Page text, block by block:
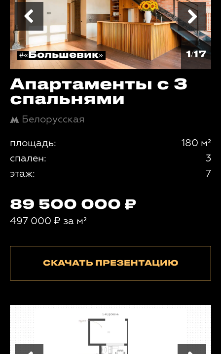
#«Большевик» 1/17
Апартаменты с 3
спальнями
Белорусская
площадь:
180 м²
спален:
3
этаж:
7
89 500 000
497 000 ₽ за м²
СКАЧАТЬ ПРЕЗЕНТАЦИЮ